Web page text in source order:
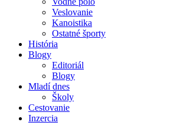
Veslovanie
Kanoistika
Ostatné športy
História
Blogy
Editoriál
Blogy
Mladí dnes
Školy
Cestovanie
Inzercia